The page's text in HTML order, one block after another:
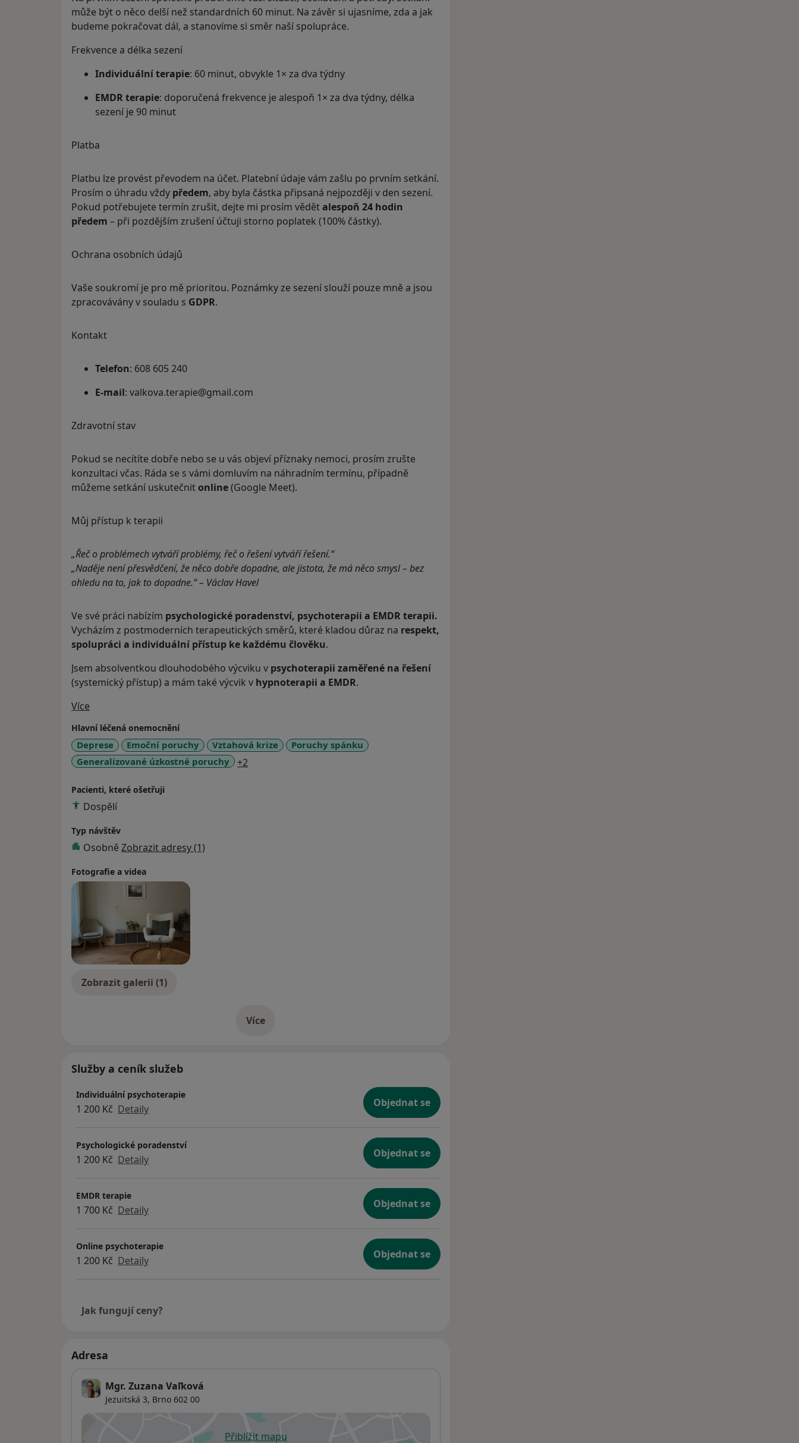
může být o něco delší než standardních 60 minut. Na závěr si ujasníme, zda a jak
budeme pokračovat dál, a stanovíme si směr naší spolupráce.
Frekvence a délka sezení
Individuální terapie: 60 minut, obvykle 1× za dva týdny
EMDR terapie: doporučená frekvence je alespoň 1× za dva týdny, délka
sezení je 90 minut
Platba
Platbu lze provést převodem na účet. Platební údaje vám zašlu po prvním setkání.
Prosím o úhradu vždy předem, aby byla částka připsaná nejpozději v den sezení.
Pokud potřebujete termín zrušit, dejte mi prosím vědětalespoň 24 hodin
předem – při pozdějším zrušení účtuji storno poplatek (100% částky).
Ochrana osobních údajů
Vaše soukromí je pro mě prioritou. Poznámky ze sezení slouží pouze mně a jsou
zpracovávány v souladu s GDPR.
Kontakt
Telefon: 608 605 240
E-mail: valkova.terapie@gmail.com
Zdravotní stav
Pokud se necítíte dobře nebo se u vás objeví příznaky nemoci, prosím zrušte
konzultaci včas. Ráda se s vámi domluvím na náhradním termínu, případně
můžeme setkání uskutečnitonline(Google Meet).
Můj přístup k terapii
„Řeč o problémech vytváří problémy, řeč o řešení vytváří řešení.“
„Naděje není přesvědčení, že něco dobře dopadne, ale jistota, že má něco smysl – bez
ohledu na to, jak to dopadne.“ – Václav Havel
Ve své práci nabízím psychologické poradenství, psychoterapii a EMDR terapii.
Vycházím z postmoderních terapeutických směrů, které kladou důraz na respekt,
spolupráci a individuální přístup ke každému člověku.
Jsem absolventkou dlouhodobého výcviku v psychoterapii zaměřené na řešení
(systemický přístup) a mám také výcvik v hypnoterapii a EMDR.
Více
Hlavní léčená onemocnění
Deprese Emoční poruchy Vztahová krize
Poruchy spánku
Generalizované úzkostné poruchy
+2
Pacienti, které ošetřuji
Dospělí
Typ návštěv
Osobně Zobrazit adresy (1)
Fotografie a videa
Zobrazit galerii (1)
Víceo zkušenostech
Služby a ceník služeb
Individuální psychoterapie
1 200 Kč Detaily Objednat se
Psychologické poradenství
1 200 Kč Detaily Objednat se
EMDR terapie
1 700 Kč Detaily Objednat se
Online psychoterapie
1 200 Kč Detaily Objednat se
Jak fungují ceny?
Adresa
Mgr. Zuzana Vaľková
Jezuitská 3, Brno 602 00
Přiblížit mapu